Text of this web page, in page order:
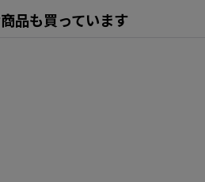
品も買っています